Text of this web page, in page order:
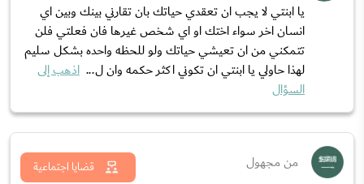
يا ابنتي لا يجب ان تعقدي حياتك بان تقارني بينك وبين اي
انسان اخر سواء اختك او اي شخص غيرها فان فعلتي فلن
تتمكني من ان تعيشي حياتك ولو للحظه واحده بشكل سليم
لهذا حاولي يا ابنتي ان تكوني اكثر حكمه وان ل... اذهب إلى
السؤال
من مجهول قضايا اجتماعية